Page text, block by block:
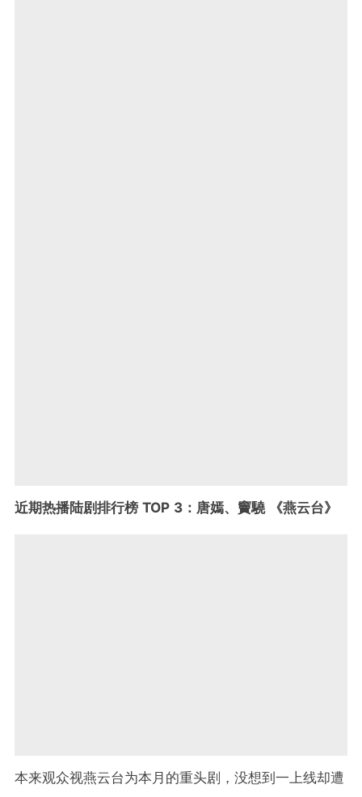
近期热播陆剧排行榜 TOP 3：唐嫣、竇驍 《燕云台》
本来观众视燕云台为本月的重头剧，没想到一上线却遭